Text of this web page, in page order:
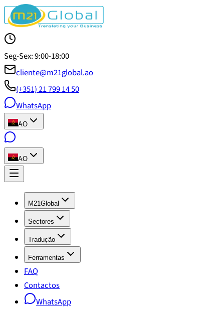
Seg-Sex: 9:00-18:00
cliente@m21global.ao
(+351) 21 799 14 50
WhatsApp
AO
AO
M21Global
Sectores
Tradução
Ferramentas
FAQ
Contactos
WhatsApp